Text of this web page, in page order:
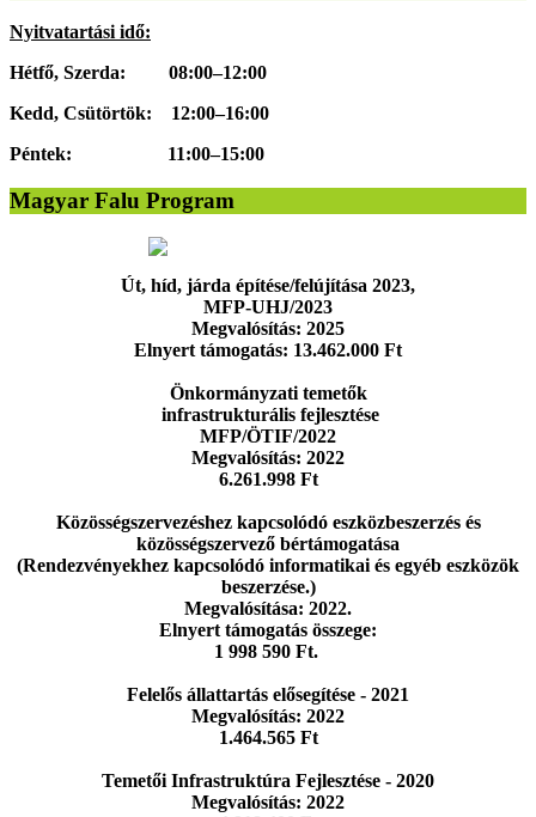
Nyitvatartási idő:
Hétfő, Szerda: 08:00–12:00
Kedd, Csütörtök: 12:00–16:00
Péntek: 11:00–15:00
Magyar Falu Program
Út, híd, járda építése/felújítása 2023,
MFP-UHJ/2023
Megvalósítás: 2025
Elnyert támogatás: 13.462.000 Ft
Önkormányzati temetők
infrastrukturális fejlesztése
MFP/ÖTIF/2022
Megvalósítás: 2022
6.261.998 Ft
Közösségszervezéshez kapcsolódó eszközbeszerzés és
közösségszervező bértámogatása
(Rendezvényekhez kapcsolódó informatikai és egyéb eszközök
beszerzése.)
Megvalósítása: 2022.
Elnyert támogatás összege:
1 998 590 Ft.
Felelős állattartás elősegítése - 2021
Megvalósítás: 2022
1.464.565 Ft
Temetői Infrastruktúra Fejlesztése - 2020
Megvalósítás: 2022